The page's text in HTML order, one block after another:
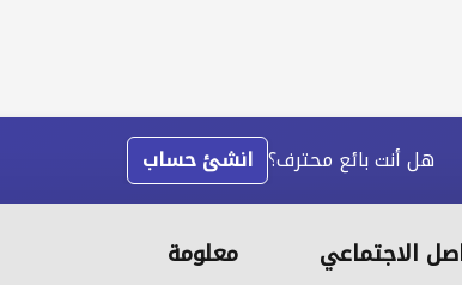
هل أنت بائع محترف؟ انشئ حساب
الاجتماعي معلومة